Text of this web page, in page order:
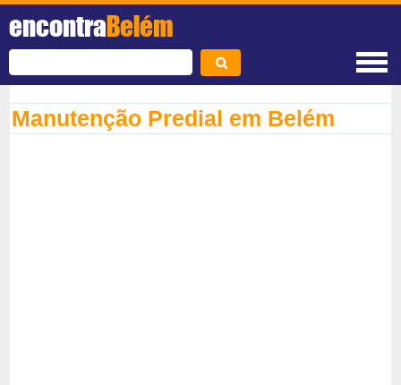
encontraBelém
Manutenção Predial em Belém